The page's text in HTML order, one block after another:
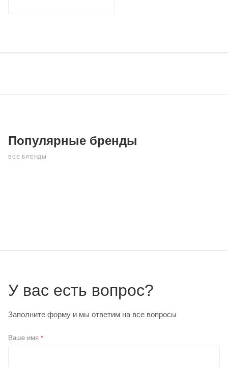
Популярные бренды
ВСЕ БРЕНДЫ
У вас есть вопрос?
Заполните форму и мы ответим на все вопросы
Ваше имя *